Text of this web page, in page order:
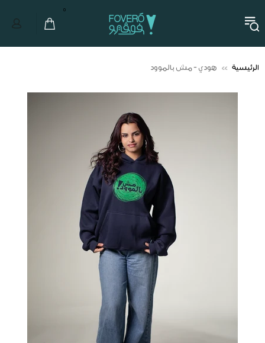
0
الرئيسية هودي - مش بالموود